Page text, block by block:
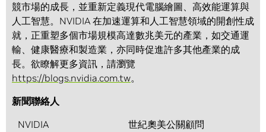
競市場的成長，並重新定義現代電腦繪圖、高效能運算與
人工智慧。NVIDIA 在加速運算和人工智慧領域的開創性成
就，正重塑多個市場規模高達數兆美元的產業，如交通運
輸、健康醫療和製造業，亦同時促進許多其他產業的成
長。欲瞭解更多資訊，請瀏覽
https://blogs.nvidia.com.tw。
新聞聯絡人
NVIDIA
世紀奧美公關顧問